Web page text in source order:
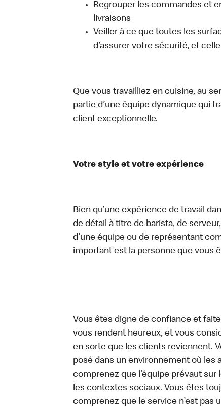
Regrouper les commandes et
livraisons
Veiller à ce que toutes les
d’assurer votre sécurité, et
Que vous travailliez en cuisine, au
partie d’une équipe dynamique qui
client exceptionnelle.
Votre style et votre expérience
Bien qu’une expérience de travail
de détail à titre de barista, de
d’une équipe ou de représentant
important est la personne que vous
Vous êtes digne de confiance et
vous rendent heureux, et vous
en sorte que les clients reviennent.
posé dans un environnement où les
comprenez que l’équipe prévaut
les contextes sociaux. Vous êtes
comprenez que le service n’est pas